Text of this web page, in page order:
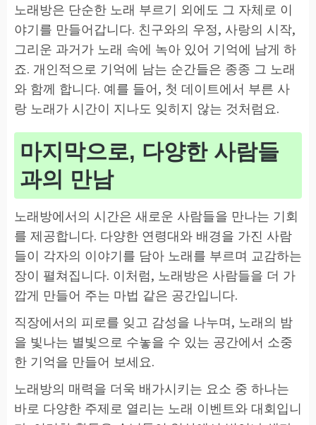
노래방은 단순한 노래 부르기 외에도 그 자체로 이
야기를 만들어갑니다. 친구와의 우정, 사랑의 시작,
그리운 과거가 노래 속에 녹아 있어 기억에 남게 하
죠. 개인적으로 기억에 남는 순간들은 종종 그 노래
와 함께 합니다. 예를 들어, 첫 데이트에서 부른 사
랑 노래가 시간이 지나도 잊히지 않는 것처럼요.
마지막으로, 다양한 사람들
과의 만남
노래방에서의 시간은 새로운 사람들을 만나는 기회
를 제공합니다. 다양한 연령대와 배경을 가진 사람
들이 각자의 이야기를 담아 노래를 부르며 교감하는
장이 펼쳐집니다. 이처럼, 노래방은 사람들을 더 가
깝게 만들어 주는 마법 같은 공간입니다.
직장에서의 피로를 잊고 감성을 나누며, 노래의 밤
을 빛나는 별빛으로 수놓을 수 있는 공간에서 소중
한 기억을 만들어 보세요.
노래방의 매력을 더욱 배가시키는 요소 중 하나는
바로 다양한 주제로 열리는 노래 이벤트와 대회입니